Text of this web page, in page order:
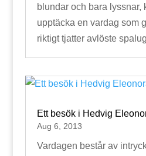
blundar och bara lyssnar,
upptäcka en vardag som
riktigt tjatter avlöste
Ett besök i Hedvig
Aug 6, 2013
Vardagen består av